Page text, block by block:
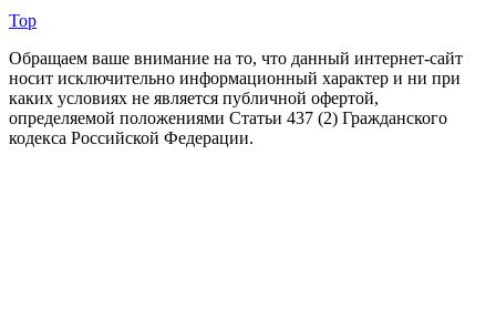
Top
Обращаем ваше внимание на то, что данный интернет-сайт
носит исключительно информационный характер и ни при
каких условиях не является публичной офертой,
определяемой положениями Статьи 437 (2) Гражданского
кодекса Российской Федерации.